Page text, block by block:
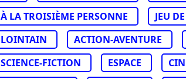
À LA TROISIÈME PERSONNE
JEU
LOINTAIN
ACTION-AVENTURE
SCIENCE-FICTION
ESPACE